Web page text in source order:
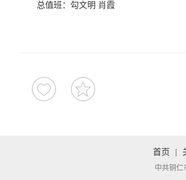
总值班：勾文明 肖霞
首页
中共铜仁